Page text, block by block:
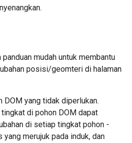
mudah untuk membantu
posisi/geomteri di halaman
DOM yang tidak diperlukan.
di pohon DOM dapat
di setiap tingkat pohon -
yang merujuk pada induk, dan